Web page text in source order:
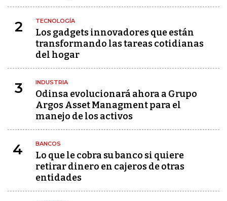
2 TECNOLOGÍA
Los gadgets innovadores que están
transformando las tareas cotidianas
del hogar
3 INDUSTRIA
Odinsa evolucionará ahora a Grupo
Argos Asset Managment para el
manejo de los activos
4 BANCOS
Lo que le cobra su banco si quiere
retirar dinero en cajeros de otras
entidades